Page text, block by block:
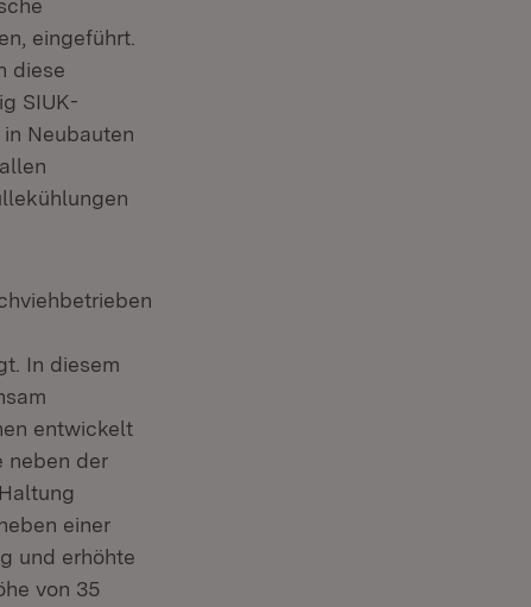
eingeführt.
diese
SIUK-
Neubauten
In diesem
entwickelt
neben der
einer
und erhöhte
von 35